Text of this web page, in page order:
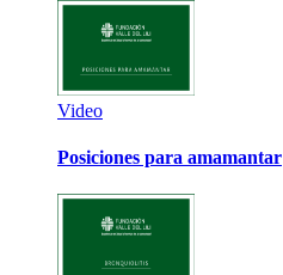
Video
Posiciones para amamantar